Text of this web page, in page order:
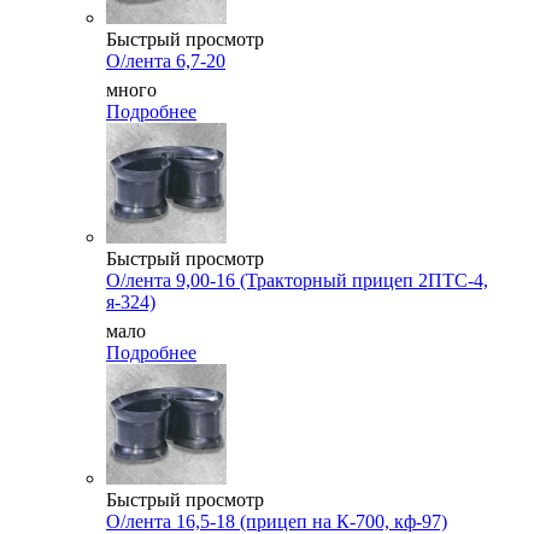
Быстрый просмотр
О/лента 6,7-20
много
Подробнее
Быстрый просмотр
О/лента 9,00-16 (Тракторный прицеп 2ПТС-4,
я-324)
мало
Подробнее
Быстрый просмотр
О/лента 16,5-18 (прицеп на К-700, кф-97)